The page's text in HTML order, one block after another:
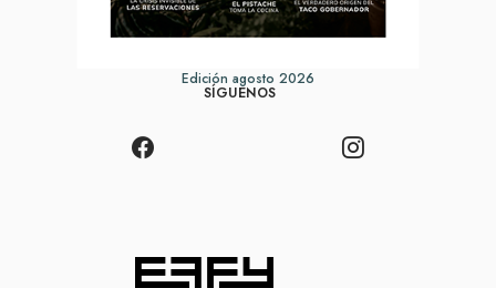
Edición agosto 2026
SÍGUENOS